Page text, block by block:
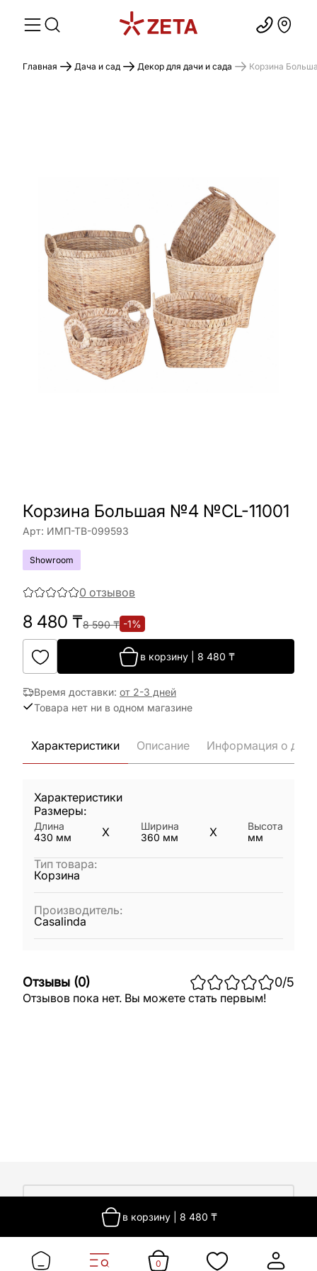
Главная Дача и сад Декор для дачи и сада Корзина
Корзина Большая №4 №CL-11001
Арт: ИМП-ТВ-099593
Showroom
0 отзывов
8 480 ₸8 590₸ -1%
в корзину| 8 480 ₸
Время доставки: от 2-3 дней
Товара нет ни в одном магазине
в корзину 8 480 ₸
Характеристики Описание Информация о
Характеристики
Размеры:
Длина
430 мм X
Ширина
360 мм X
Высота
мм
Тип товара:
Корзина
Производитель:
Casalinda
Отзывы (0) 0/5
Отзывов пока нет. Вы можете стать первым!
Сертификаты
Покупателям
Доставка 0